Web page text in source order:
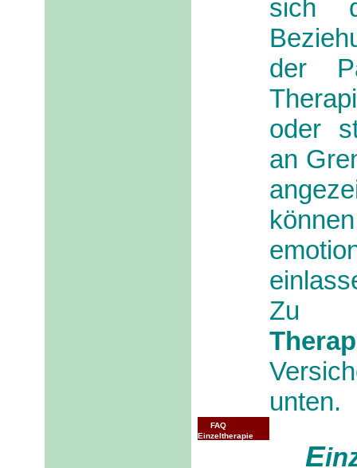
sich
der
oder
an
Zu
unten.
FAQ
Einzeltherapie
E